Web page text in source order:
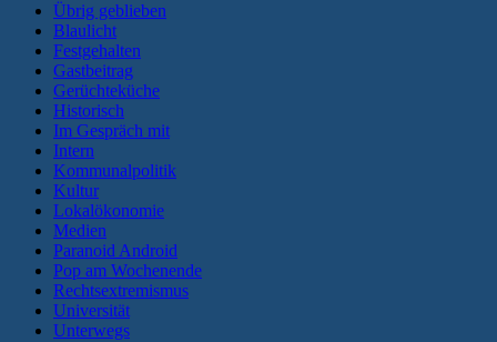
Übrig geblieben
Blaulicht
Festgehalten
Gastbeitrag
Gerüchteküche
Historisch
Im Gespräch mit
Intern
Kommunalpolitik
Kultur
Lokalökonomie
Medien
Paranoid Android
Pop am Wochenende
Rechtsextremismus
Universität
Unterwegs